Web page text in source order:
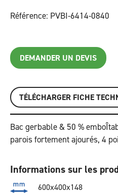
Référence: PVBI-6414-0840
DEMANDER UN DEVIS
TÉLÉCHARGER FICHE
Bac gerbable & 50 %
parois fortement ajourés, 4
Informations sur les
600x400x148